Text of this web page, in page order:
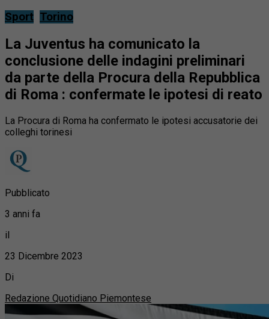
Sport Torino
La Juventus ha comunicato la
conclusione delle indagini preliminari
da parte della Procura della Repubblica
di Roma : confermate le ipotesi di reato
La Procura di Roma ha confermato le ipotesi accusatorie dei
colleghi torinesi
Pubblicato
3 anni fa
il
23 Dicembre 2023
Di
Redazione Quotidiano Piemontese